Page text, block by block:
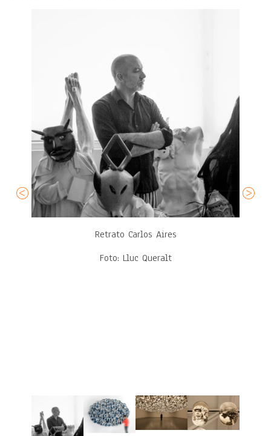
Retrato Carlos Aires
Foto: Lluc Queralt